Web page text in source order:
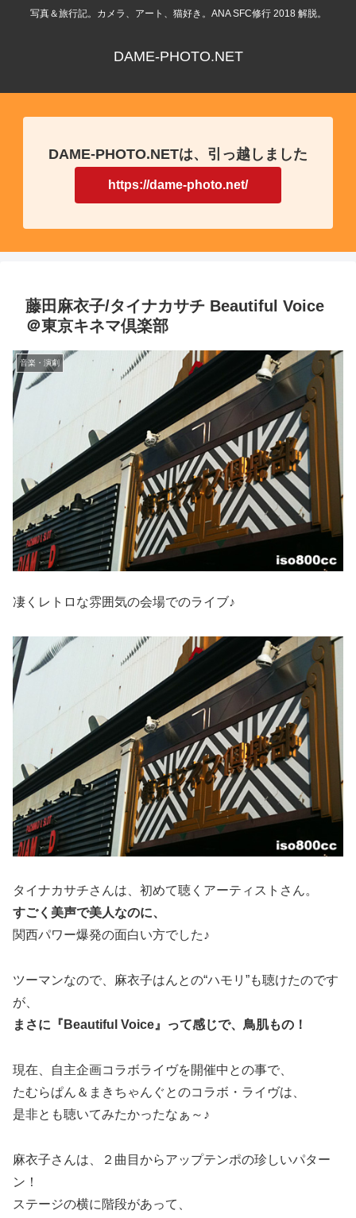
写真＆旅行記。カメラ、アート、猫好き。ANA SFC修行 2018 解脱。
DAME-PHOTO.NET
DAME-PHOTO.NETは、引っ越しました
https://dame-photo.net/
藤田麻衣子/タイナカサチ Beautiful Voice
＠東京キネマ倶楽部
音楽・演劇
凄くレトロな雰囲気の会場でのライブ♪
タイナカサチさんは、初めて聴くアーティストさん。
すごく美声で美人なのに、
関西パワー爆発の面白い方でした♪
ツーマンなので、麻衣子はんとの“ハモリ”も聴けたのです
が、
まさに『Beautiful Voice』って感じで、鳥肌もの！
現在、自主企画コラボライヴを開催中との事で、
たむらぱん＆まきちゃんぐとのコラボ・ライヴは、
是非とも聴いてみたかったなぁ～♪
麻衣子さんは、２曲目からアップテンポの珍しいパター
ン！
ステージの横に階段があって、